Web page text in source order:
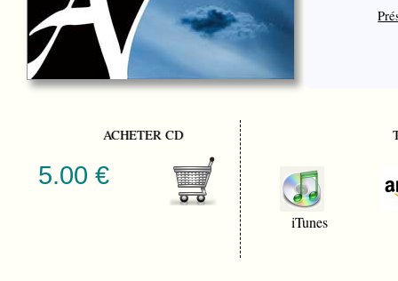
ACHETER CD
5.00 €
iTunes